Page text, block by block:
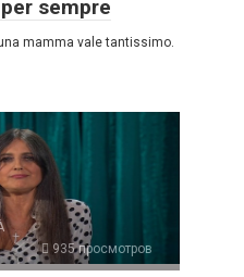
sempre
mamma vale tantissimo.
935 просмотров